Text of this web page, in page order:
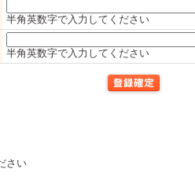
半角英数字で入力してください
半角英数字で入力してください
さい